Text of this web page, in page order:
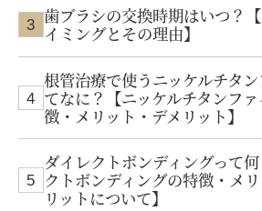
歯ブラシの交換時期はいつ？
イミングとその理由】
根管治療で使うニッケルチタ
てなに？【ニッケルチタンフ
徴・メリット・デメリット】
ダイレクトボンディングって
クトボンディングの特徴・メ
リットについて】